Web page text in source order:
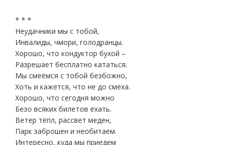
* * *
Неудачники мы с тобой,
Инвалиды, чмори, голодранцы.
Хорошо, что кондуктор бухой –
Разрешает бесплатно кататься.
Мы смеёмся с тобой безбожно,
Хоть и кажется, что не до смеха.
Хорошо, что сегодня можно
Безо всяких билетов ехать.
Ветер тёпл, рассвет меден,
Парк заброшен и необитаем.
Интересно, куда мы приедем